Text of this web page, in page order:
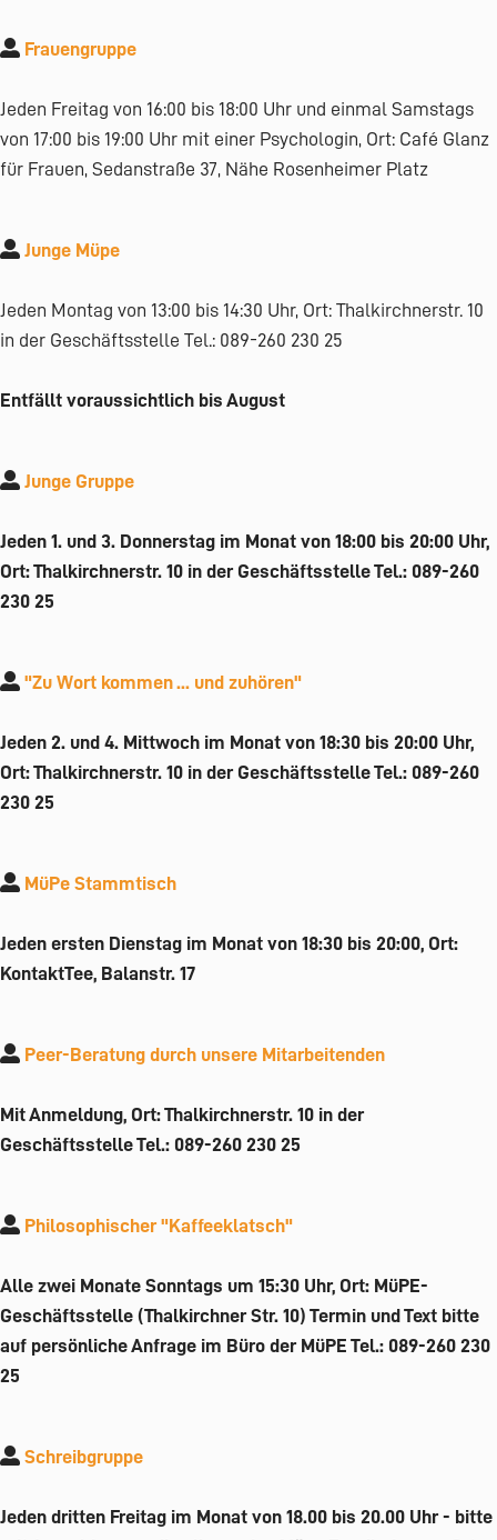
Frauengruppe
Jeden Freitag von 16:00 bis 18:00 Uhr und einmal Samstags
von 17:00 bis 19:00 Uhr mit einer Psychologin, Ort: Café Glanz
für Frauen, Sedanstraße 37, Nähe Rosenheimer Platz
Junge Müpe
Jeden Montag von 13:00 bis 14:30 Uhr, Ort: Thalkirchnerstr. 10
in der Geschäftsstelle Tel.: 089-260 230 25
Entfällt voraussichtlich bis August
Junge Gruppe
Jeden 1. und 3. Donnerstag im Monat von 18:00 bis 20:00 Uhr,
Ort: Thalkirchnerstr. 10 in der Geschäftsstelle Tel.: 089-260
230 25
"Zu Wort kommen ... und zuhören"
Jeden 2. und 4. Mittwoch im Monat von 18:30 bis 20:00 Uhr,
Ort: Thalkirchnerstr. 10 in der Geschäftsstelle Tel.: 089-260
230 25
MüPe Stammtisch
Jeden ersten Dienstag im Monat von 18:30 bis 20:00, Ort:
KontaktTee, Balanstr. 17
Peer-Beratung durch unsere Mitarbeitenden
Mit Anmeldung, Ort: Thalkirchnerstr. 10 in der
Geschäftsstelle Tel.: 089-260 230 25
Philosophischer "Kaffeeklatsch"
Alle zwei Monate Sonntags um 15:30 Uhr, Ort: MüPE-
Geschäftsstelle (Thalkirchner Str. 10) Termin und Text bitte
auf persönliche Anfrage im Büro der MüPE Tel.: 089-260 230
25
Schreibgruppe
Jeden dritten Freitag im Monat von 18.00 bis 20.00 Uhr - bitte